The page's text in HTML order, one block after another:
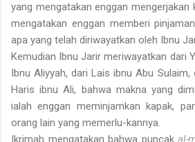
yang mengatakan enggan mengerjakan
mengatakan enggan memberi
apa yang telah diriwayatkan oleh Ibnu
Kemudian Ibnu Jarir meriwayatkan dari
Ibnu Aliyyah, dari Lais ibnu Abu
Haris ibnu Ali, bahwa makna yang
ialah enggan meminjamkan kapak,
orang lain yang memerlu-kannya.
Ikrimah mengatakan bahwa puncakal-